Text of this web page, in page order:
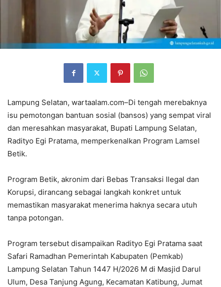
Lampung Selatan, wartaalam.com–Di tengah merebaknya
isu pemotongan bantuan sosial (bansos) yang sempat viral
dan meresahkan masyarakat, Bupati Lampung Selatan,
Radityo Egi Pratama, memperkenalkan Program Lamsel
Betik.
Program Betik, akronim dari Bebas Transaksi Ilegal dan
Korupsi, dirancang sebagai langkah konkret untuk
memastikan masyarakat menerima haknya secara utuh
tanpa potongan.
Program tersebut disampaikan Radityo Egi Pratama saat
Safari Ramadhan Pemerintah Kabupaten (Pemkab)
Lampung Selatan Tahun 1447 H/2026 M di Masjid Darul
Ulum, Desa Tanjung Agung, Kecamatan Katibung, Jumat